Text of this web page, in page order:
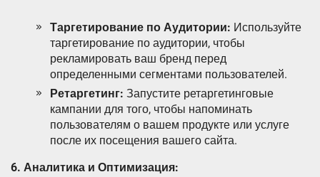
Таргетирование по Аудитории: Используйте
таргетирование по аудитории, чтобы
рекламировать ваш бренд перед
определенными сегментами пользователей.
Ретаргетинг: Запустите ретаргетинговые
кампании для того, чтобы напоминать
пользователям о вашем продукте или услуге
после их посещения вашего сайта.
6. Аналитика и Оптимизация: